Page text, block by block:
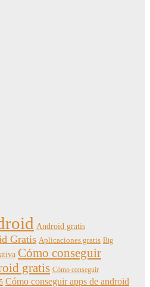
Android gratis
Gratis Aplicaciones gratis Big
Cómo conseguir
gratis Cómo conseguir
Cómo conseguir apps de android